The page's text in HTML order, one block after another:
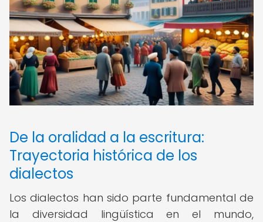
De la oralidad a la escritura:
Trayectoria histórica de los
dialectos
Los dialectos han sido parte fundamental de
la diversidad lingüística en el mundo,